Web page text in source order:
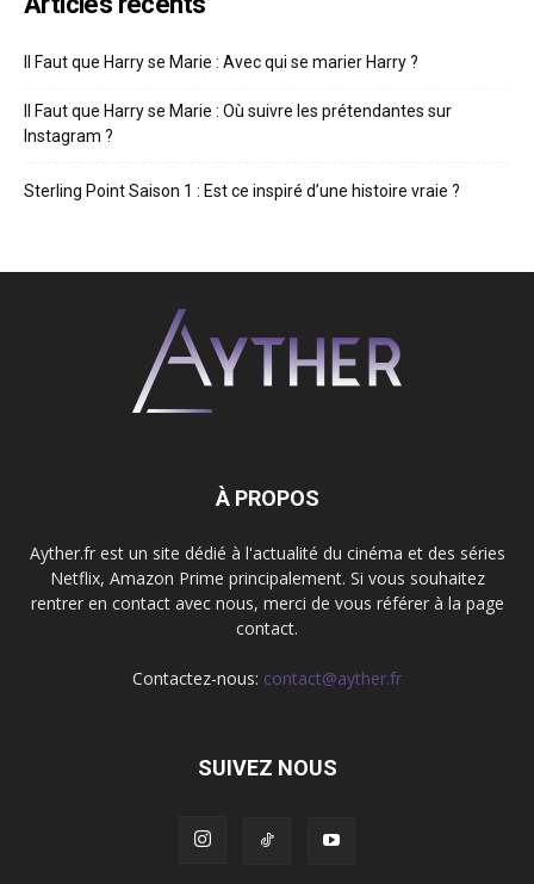
Il Faut que Harry se Marie : Avec qui se marier Harry ?
Il Faut que Harry se Marie : Où suivre les prétendantes sur
Instagram ?
Sterling Point Saison 1 : Est ce inspiré d’une histoire vraie ?
À PROPOS
Ayther.fr est un site dédié à l'actualité du cinéma et des séries
Netflix, Amazon Prime principalement. Si vous souhaitez
rentrer en contact avec nous, merci de vous référer à la page
contact.
Contactez-nous: contact@ayther.fr
SUIVEZ NOUS